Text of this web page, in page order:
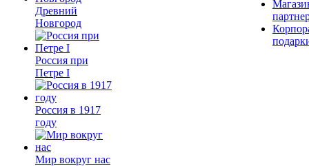
Древний
Новгород
Россия при
Петре I
Россия в 1917
году
Мир вокруг нас